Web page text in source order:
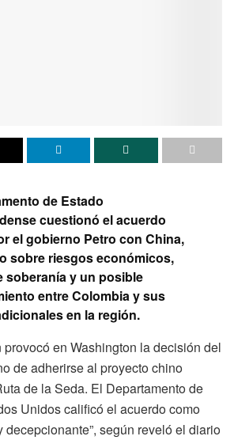
de Estado
cuestionó el acuerdo
el gobierno Petro con China,
sobre riesgos económicos,
soberanía y un posible
entre Colombia y sus
en la región.
en Washington la decisión del
de adherirse al proyecto chino
de la Seda. El Departamento de
Unidos calificó el acuerdo como
decepcionante”, según reveló el diario